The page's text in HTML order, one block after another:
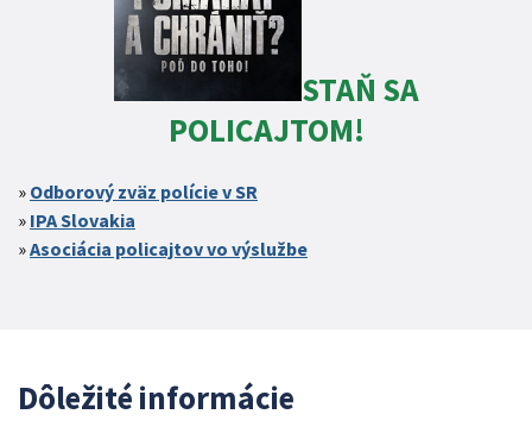
STAŇ SA
POLICAJTOM!
Odborový zväz polície v SR
IPA Slovakia
Asociácia policajtov vo výslužbe
Dôležité informácie